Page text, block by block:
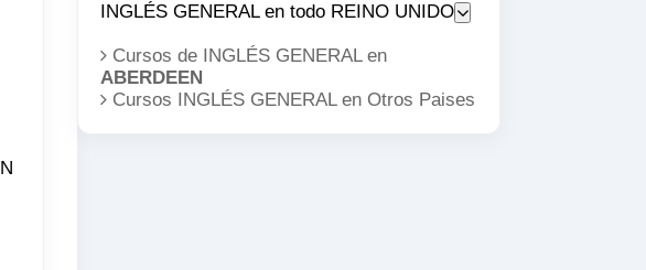
INGLÉS GENERAL en todo REINO UNIDO
Cursos de INGLÉS GENERAL en
ABERDEEN
Cursos INGLÉS GENERAL en Otros Paises